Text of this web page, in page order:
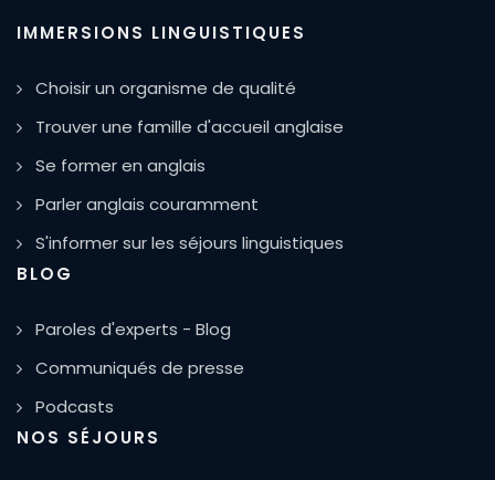
IMMERSIONS LINGUISTIQUES
Choisir un organisme de qualité
Trouver une famille d'accueil anglaise
Se former en anglais
Parler anglais couramment
S'informer sur les séjours linguistiques
BLOG
Paroles d'experts - Blog
Communiqués de presse
Podcasts
NOS SÉJOURS